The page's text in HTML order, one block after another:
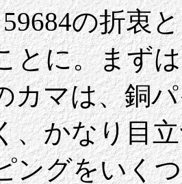
の折衷
とに。まず
カマは、銅
、かなり目
ングをいく